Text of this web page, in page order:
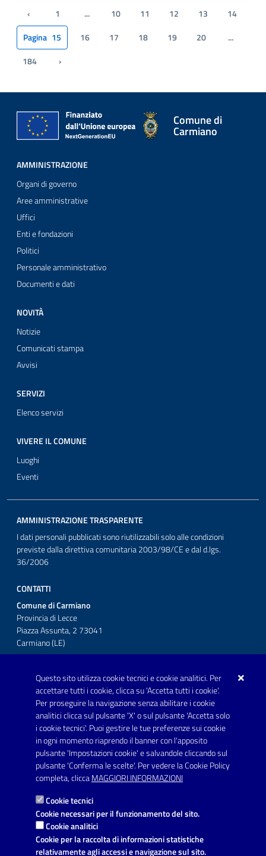
Questo sito utilizza cookie tecnici e cookie analitici. Per
accettare tutti i cookie, clicca su 'Accetta tutti i cookie'.
Per proseguire la navigazione senza abilitare i cookie
analitici clicca sul pulsante 'X' o sul pulsante 'Accetta solo
i cookie tecnici'. Puoi gestire le tue preferenze sui cookie
in ogni momento riaprendo il banner con l'apposito
pulsante 'Impostazioni cookie' e salvandole cliccando sul
pulsante 'Conferma le scelte'. Per vedere la Cookie Policy
completa, cliccaMAGGIORI INFORMAZIONI
Cookie tecnici
Cookie necessari per il funzionamento del sito.
Cookie analitici
Cookie per la raccolta di informazioni statistiche
relativamente agli accessi e navigazione sul sito.
‹Pagina precedente
1 ... 10 11 12 13
14
Pagina 15 16 17 18 19 20
...
184
Pagina successiva
›
Comune di
Carmiano
AMMINISTRAZIONE
Organi di governo
Aree amministrative
Uffici
Enti e fondazioni
Politici
Personale amministrativo
Documenti e dati
NOVITÀ
Notizie
Comunicati stampa
Avvisi
SERVIZI
Elenco servizi
VIVERE IL COMUNE
Luoghi
Eventi
AMMINISTRAZIONE TRASPARENTE
I dati personali pubblicati sono riutilizzabili solo alle condizioni
previste dalla direttiva comunitaria 2003/98/CE e dal d.lgs.
36/2006
CONTATTI
Comune di Carmiano
Provincia di Lecce
Piazza Assunta, 2 73041
Carmiano (LE)
Posta Elettronica Certificata:
protocollo.comunecarmiano@pec.rupar.puglia.it
URP - Ufficio Relazioni con il Pubblico
Link utili
Informativa privacy
Dichiarazione di accessibilità
Note legali